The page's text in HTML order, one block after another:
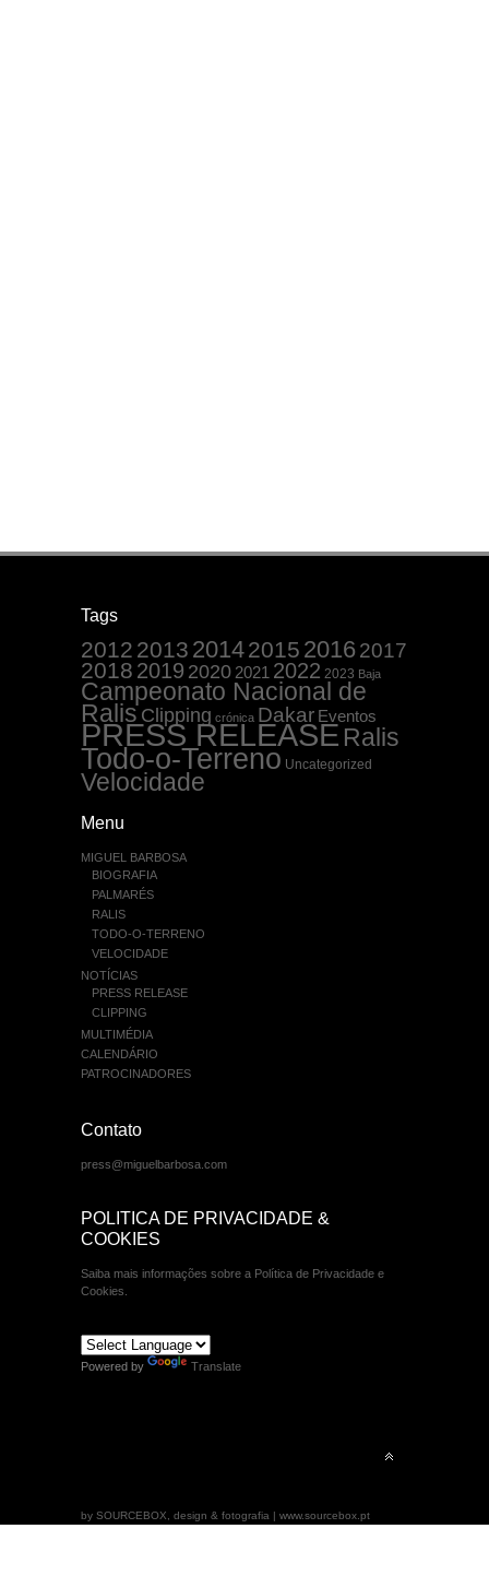
Tags
2012 2013 20142015 20162017
2018 2019 2020 2021 2022 2023 Baja
Campeonato Nacional de
Ralis Clipping crónica Dakar Eventos
PRESS RELEASE Ralis
Todo-o-Terreno Uncategorized
Velocidade
Menu
MIGUEL BARBOSA
BIOGRAFIA
PALMARÉS
RALIS
TODO-O-TERRENO
VELOCIDADE
NOTÍCIAS
PRESS RELEASE
CLIPPING
MULTIMÉDIA
CALENDÁRIO
PATROCINADORES
Contato
press@miguelbarbosa.com
POLITICA DE PRIVACIDADE &
COOKIES
Saiba mais informações sobre a Política de Privacidade e
Cookies.
Powered by Translate
by SOURCEBOX, design & fotografia | www.sourcebox.pt